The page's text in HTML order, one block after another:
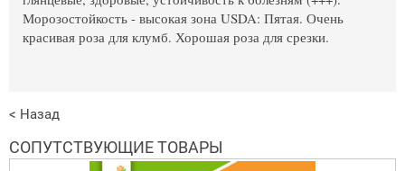
Морозостойкость - высокая зона USDA: Пятая. Очень
красивая роза для клумб. Хорошая роза для срезки.
< Назад
СОПУТСТВУЮЩИЕ ТОВАРЫ